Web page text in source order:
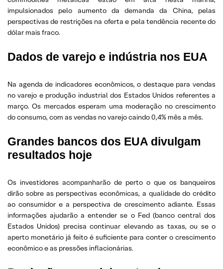
impulsionados pelo aumento da demanda da China, pelas
perspectivas de restrições na oferta e pela tendência recente do
dólar mais fraco.
Dados de varejo e indústria nos EUA
Na agenda de indicadores econômicos, o destaque para vendas
no varejo e produção industrial dos Estados Unidos referentes a
março. Os mercados esperam uma moderação no crescimento
do consumo, com as vendas no varejo caindo 0,4% mês a mês.
Grandes bancos dos EUA divulgam
resultados hoje
Os investidores acompanharão de perto o que os banqueiros
dirão sobre as perspectivas econômicas, a qualidade do crédito
ao consumidor e a perspectiva de crescimento adiante. Essas
informações ajudarão a entender se o Fed (banco central dos
Estados Unidos) precisa continuar elevando as taxas, ou se o
aperto monetário já feito é suficiente para conter o crescimento
econômico e as pressões inflacionárias.